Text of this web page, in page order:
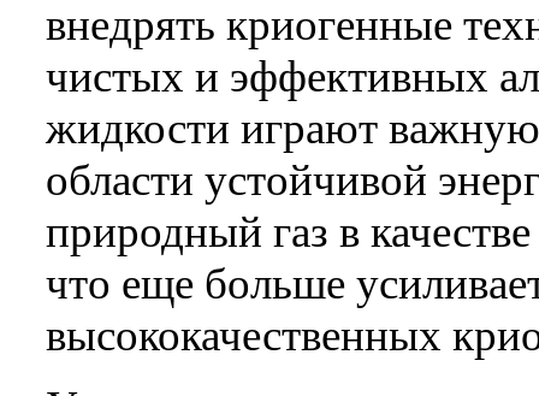
внедрять криогенные
чистых и эффективных
жидкости играют
области устойчивой
природный газ в
что еще больше
высококачественных